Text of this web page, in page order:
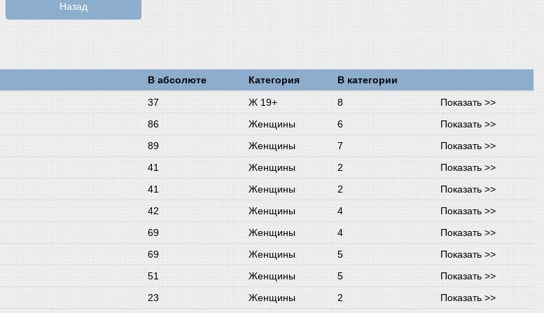
Назад
В абсолюте Категория
В категории
37 Ж 19+ 8
Показать >>
86 Женщины 6
Показать >>
89 Женщины 7
Показать >>
41 Женщины 2
Показать >>
41 Женщины 2
Показать >>
42 Женщины 4
Показать >>
69 Женщины 4
Показать >>
69 Женщины 5
Показать >>
51 Женщины 5
Показать >>
23 Женщины 2
Показать >>